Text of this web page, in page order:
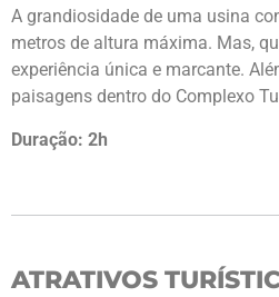
A grandiosidade de uma usina
metros de altura máxima. Mas,
experiência única e marcante.
paisagens dentro do Complexo
Duração: 2h
ATRATIVOS